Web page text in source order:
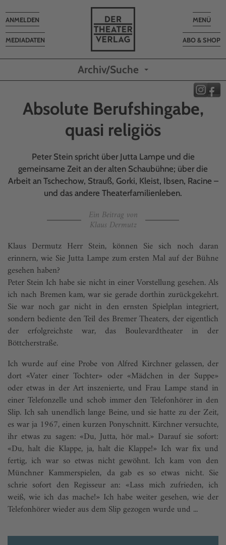
Toggle
MENÜ
ABO & SHOP
MEDIADATEN
Toggle
navigation
ANMELDEN
Archiv/Suche
Absolute Berufshingabe,
quasi religiös
Peter Stein spricht über Jutta Lampe und die
gemeinsame Zeit an der alten Schaubühne; über die
Arbeit an Tschechow, Strauß, Gorki, Kleist, Ibsen, Racine –
und das andere Theaterfamilienleben.
Ein Beitrag von
Klaus Dermutz
Klaus Dermutz Herr Stein, können Sie sich noch daran
erinnern, wie Sie Jutta Lampe zum ersten Mal auf der Bühne
gesehen haben?
Peter Stein Ich habe sie nicht in einer Vorstellung gesehen. Als
ich nach Bremen kam, war sie gerade dorthin zurückgekehrt.
Sie war noch gar nicht in den ernsten Spielplan integriert,
sondern bediente den Teil des Bremer Theaters, der eigentlich
der erfolgreichste war, das Boulevardtheater in der
Böttcherstraße.
Ich wurde auf eine Probe von Alfred Kirchner gelassen, der
dort «Vater einer Tochter» oder «Mädchen in der Suppe»
oder etwas in der Art inszenierte, und Frau Lampe stand in
einer Telefonzelle und schob immer den Telefon­hörer in den
Slip. Ich sah unendlich lange Beine, und sie hatte zu der Zeit,
es war ja 1967, einen kurzen Ponyschnitt. Kirchner versuchte,
ihr etwas zu sagen: «Du, Jutta, hör mal.» Darauf sie sofort:
«Du, halt die Klappe, ja, halt die Klappe!» Ich war fix und
fertig, ich war so etwas nicht gewöhnt. Ich kam von den
Münchner Kammerspielen, da gab es so etwas nicht. Sie
schrie sofort den Regisseur an: «Lass mich zufrieden, ich
weiß, wie ich das mache!» Ich habe weiter gesehen, wie der
Telefonhörer wieder aus dem Slip gezogen wurde und ...